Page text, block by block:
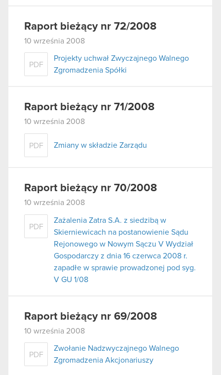
Raport bieżący nr 72/2008
10 września 2008
PDF
Projekty uchwał Zwyczajnego Walnego
Zgromadzenia Spółki
Raport bieżący nr 71/2008
10 września 2008
PDF Zmiany w składzie Zarządu
Raport bieżący nr 70/2008
10 września 2008
PDF
Zażalenia Zatra S.A. z siedzibą w
Skierniewicach na postanowienie Sądu
Rejonowego w Nowym Sączu V Wydział
Gospodarczy z dnia 16 czerwca 2008 r.
zapadłe w sprawie prowadzonej pod syg.
V GU 1/08
Raport bieżący nr 69/2008
10 września 2008
PDF
Zwołanie Nadzwyczajnego Walnego
Zgromadzenia Akcjonariuszy